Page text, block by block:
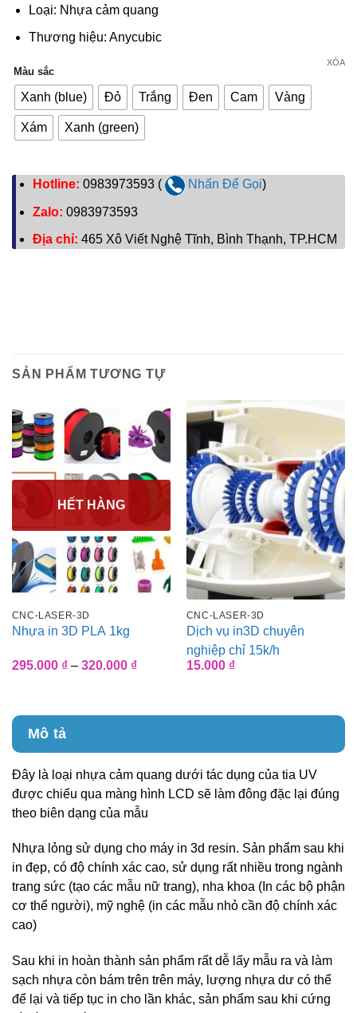
Loại: Nhựa cảm quang
Thương hiệu: Anycubic
Màu sắc
Xanh (blue) Đỏ Trắng Đen Cam Vàng
Xám Xanh (green)
XÓA
Hotline: 0983973593 ( Nhấn Để Gọi)
Zalo: 0983973593
Địa chỉ: 465 Xô Viết Nghệ Tĩnh, Bình Thạnh, TP.HCM
SẢN PHẨM TƯƠNG TỰ
HẾT HÀNG
CNC-LASER-3D
Nhựa in 3D PLA 1kg
295.000 ₫ – 320.000 ₫Khoảng
đến
CNC-LASER-3D
Dịch vụ in3D chuyên
nghiệp chỉ 15k/h
15.000 ₫
Mô tả
Đây là loại nhựa cảm quang dưới tác dụng của tia UV
được chiếu qua màng hình LCD sẽ làm đông đặc lại đúng
theo biên dạng của mẫu
Nhựa lỏng sử dụng cho máy in 3d resin. Sản phẩm sau khi
in đẹp, có độ chính xác cao, sử dụng rất nhiều trong ngành
trang sức (tạo các mẫu nữ trang), nha khoa (In các bộ phận
cơ thể người), mỹ nghệ (in các mẫu nhỏ cần độ chính xác
cao)
Sau khi in hoàn thành sản phẩm rất dễ lấy mẫu ra và làm
sạch nhựa còn bám trên trên máy, lượng nhựa dư có thể
để lại và tiếp tục in cho lần khác, sản phẩm sau khi cứng